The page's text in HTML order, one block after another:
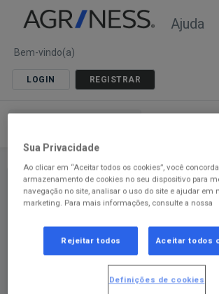
Ajuda
Bem-vindo(a)
LOGIN REGISTRAR
Página inicial de soluções Agriness S2
Multiplicadora
Como configurar o cadastro de
Modificado em: Qua, 13 Fev, 2019 na (o) 4:20 PM
Sua Privacidade
Ao clicar em “Aceitar todos os cookies”, você
armazenamento de cookies no seu dispositivo para
navegação no site, analisar o uso do site e ajudar em
marketing. Para mais informaçōes, consulte a nossa
Rejeitar todos Aceitar todos
Definições de cookies